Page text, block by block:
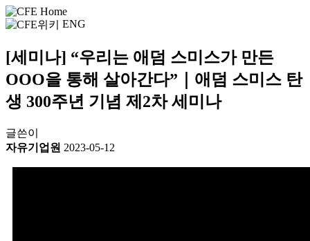
ENG
[세미나] “우리는 애덤 스미스가 만든
OOO을 통해 살아간다”｜애덤 스미스 탄
생 300주년 기념 제2차 세미나
글쓴이
자유기업원 2023-05-12